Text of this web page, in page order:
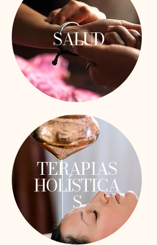
SALUD
TERAPIAS
HOLÍSTICA
S